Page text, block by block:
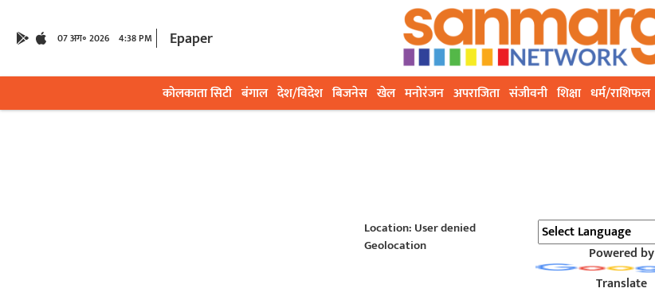
07 अग॰ 2026 4:38 PM Epaper
कोलकाता सिटी बंगाल देश/विदेश बिजनेस खेल मनोरंजन अपराजिता संजीवनी शिक्षा धर्म/राशिफल
Location: User denied
Geolocation
Powered by
Translate